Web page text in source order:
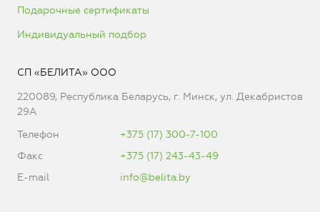
Подарочные сертификаты
Индивидуальный подбор
СП «БЕЛИТА» ООО
220089, Республика Беларусь, г. Минск, ул. Декабристов
29А
Телефон
+375 (17) 300-7-100
Факс
+375 (17) 243-43-49
E-mail
info@belita.by